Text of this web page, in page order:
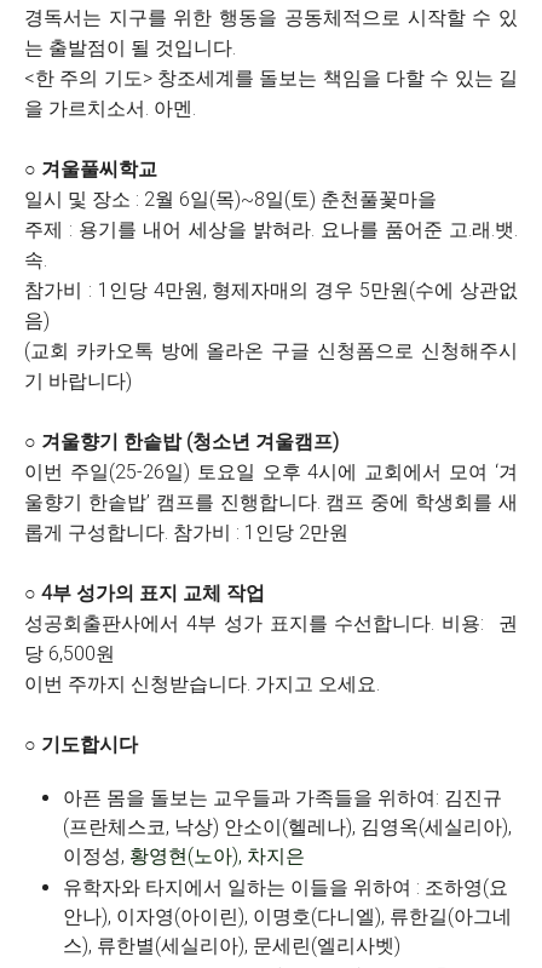
경독서는 지구를 위한 행동을 공동체적으로 시작할 수 있
는 출발점이 될 것입니다.
<한 주의 기도> 창조세계를 돌보는 책임을 다할 수 있는 길
을 가르치소서. 아멘.
○ 겨울풀씨학교
일시 및 장소 : 2월 6일(목)~8일(토) 춘천풀꽃마을
주제 : 용기를 내어 세상을 밝혀라. 요나를 품어준 고.래.뱃.
속.
참가비 : 1인당 4만원, 형제자매의 경우 5만원(수에 상관없
음)
(교회 카카오톡 방에 올라온 구글 신청폼으로 신청해주시
기 바랍니다)
○ 겨울향기 한솥밥 (청소년 겨울캠프)
이번 주일(25-26일) 토요일 오후 4시에 교회에서 모여 ‘겨
울향기 한솥밥’ 캠프를 진행합니다. 캠프 중에 학생회를 새
롭게 구성합니다. 참가비 : 1인당 2만원
○ 4부 성가의 표지 교체 작업
성공회출판사에서 4부 성가 표지를 수선합니다. 비용:
권
당 6,500원
이번 주까지 신청받습니다. 가지고 오세요.
○ 기도합시다
아픈 몸을 돌보는 교우들과 가족들을 위하여: 김진규
(프란체스코, 낙상) 안소이(헬레나), 김영옥(세실리아),
이정성, 황영현(노아), 차지은
유학자와 타지에서 일하는 이들을 위하여 : 조하영(요
안나), 이자영(아이린), 이명호(다니엘), 류한길(아그네
스), 류한별(세실리아), 문세린(엘리사벳)